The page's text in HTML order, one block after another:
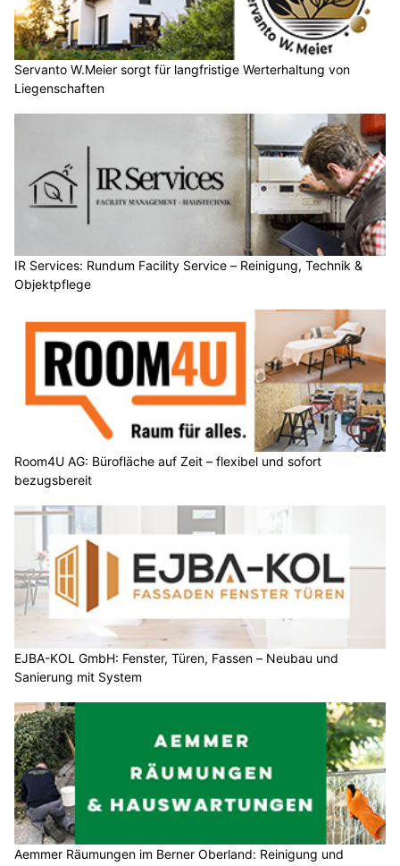
Servanto W.Meier sorgt für langfristige Werterhaltung von
Liegenschaften
IR Services: Rundum Facility Service – Reinigung, Technik &
Objektpflege
Room4U AG: Bürofläche auf Zeit – flexibel und sofort
bezugsbereit
EJBA-KOL GmbH: Fenster, Türen, Fassen – Neubau und
Sanierung mit System
Aemmer Räumungen im Berner Oberland: Reinigung und